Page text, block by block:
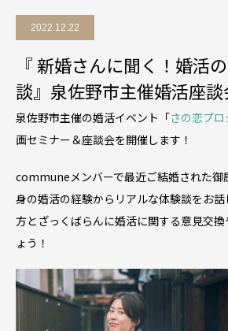
2022.12.22
『 新婚さんに聞く！婚活
談』泉佐野市主催婚活座談
泉佐野市主催の婚活イベント「さの恋プ
画セミナー＆座談会を開催します！
communeメンバーで最近ご結婚された御
身の婚活の経験からリアルな体験談をお
方とざっくばらんに婚活に関する意見交
ょう！